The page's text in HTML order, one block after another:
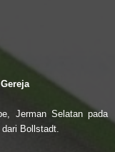
Jerman Selatan pada
Bollstadt.